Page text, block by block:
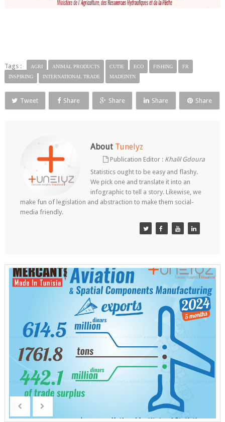
Tags : AGRI ANIMAL PRODUCTS CUTIE ECO FISHING
FR
INSPIRING
INTERNATIONAL TRADE MADEINTN
Tweet Share Share Share Share
About Tunelyz
Publication Editor : Khalil Gdoura
Statistics ought to be easy and flashy.
We pick one and translate it into an
infographic to tell a story. Likewise, we
make fun of legislation and abstraction to make them social-
media friendly.